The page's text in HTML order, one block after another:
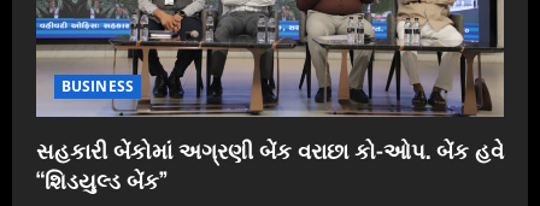
BUSINESS
સહકારી બેંકોમાં અગ્રણી બેંક વરાછા કો-ઓપ. બેંક હવે
“શિડયુલ્ડ બેંક”